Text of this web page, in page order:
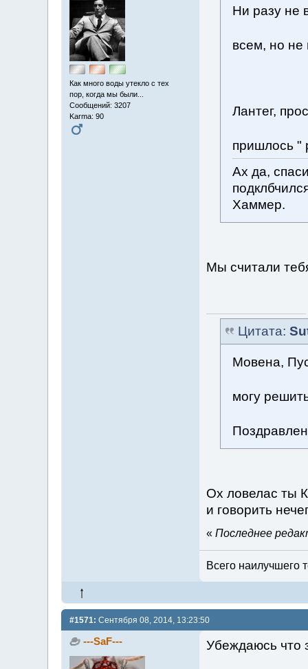
Как много воды утекло с тех
пор, когда мы были...
Сообщений: 3207
Karma: 90
Ни разу не
всем, но
Лантег,
пришлось "
Ах да,
Хаммер.
Мы считали
Цитата:
Мовена,
могу
Ох ловелас ты
и говорить
« Последнее
Всего наилучшего
#1571: Сентября 08, 2014, 13:23:50
---SaF--- Убеждаюсь что